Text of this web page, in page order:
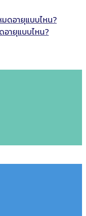
อายุแบบไหน?